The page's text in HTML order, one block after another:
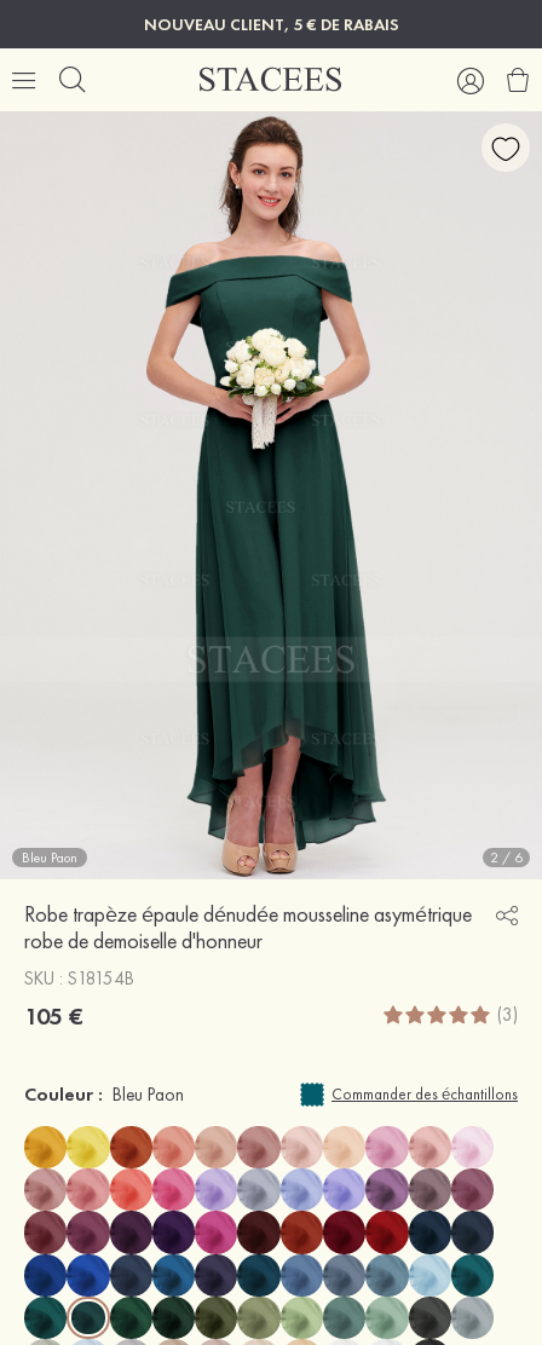
NOUVEAU CLIENT, 5 € DE RABAIS
Bleu Paon 2 / 6
Robe trapèze épaule dénudée mousseline asymétrique
robe de demoiselle d'honneur
SKU : S18154B
105 € (3)
Couleur : Bleu Paon Commander des échantillons